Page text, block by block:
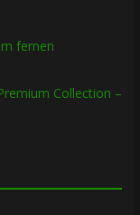
fernen
Collection –